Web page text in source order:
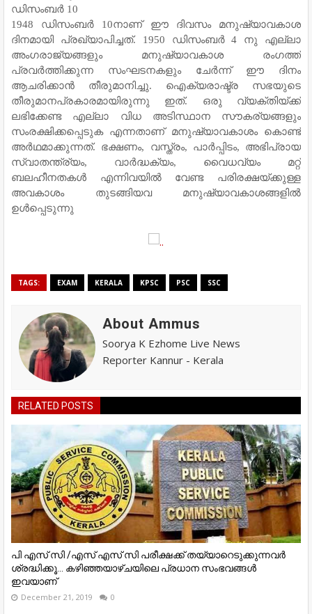
ഡിസംബർ 10
1948 ഡിസംബര്‍ 10നാണ് ഈ ദിവസം മനുഷ്യാവകാശ
ദിനമായി പ്രഖ്യാപിച്ചത്‌. 1950 ഡിസംബർ 4 നു എല്ലാ
അംഗരാജ്യങ്ങളും മനുഷ്യാവകാശ രംഗത്ത്
പ്രവര്‍ത്തിക്കുന്ന സംഘടനകളും ചേര്‍ന്ന് ഈ ദിനം
ആചരിക്കാന്‍ തീരുമാനിച്ചു. ഐക്യരാഷ്ട്ര സഭയുടെ
തീരുമാനപ്രകാരമായിരുന്നു ഇത്. ഒരു വ്യക്തിയ്ക്ക്
ലഭിക്കേണ്ട എല്ലാ വിധ അടിസ്ഥാന സൗകര്യങ്ങളും
സംരക്ഷിക്കപ്പെടുക എന്നതാണ് മനുഷ്യാവകാശം കൊണ്ട്
അര്‍ഥമാക്കുന്നത്. ഭക്ഷണം, വസ്ത്രം, പാര്‍പ്പിടം, അഭിപ്രായ
സ്വാതന്ത്ര്യം, വാര്‍ദ്ധക്യം, വൈധവ്യം മറ്റ്
ബലഹീനതകള്‍ എന്നിവയില്‍ വേണ്ട പരിരക്ഷയ്ക്കുള്ള
അവകാശം തുടങ്ങിയവ മനുഷ്യാവകാശങ്ങളില്‍
ഉള്‍പ്പെടുന്നു
TAGS: EXAM KERALA KPSC PSC SSC
About Ammus
Soorya K Ezhome Live News
Reporter Kannur - Kerala
RELATED POSTS
പി എസ് സി /എസ് എസ് സി പരീക്ഷക്ക് തയ്യാറെടുക്കുന്നവർ
ശ്രദ്ധിക്കൂ... കഴിഞ്ഞയാഴ്ചയിലെ പ്രധാന സംഭവങ്ങൾ
ഇവയാണ്
December 21, 2019 0